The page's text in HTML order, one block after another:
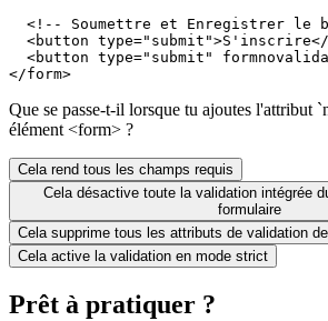
<!-- Soumettre et Enregistrer le
<button
<button type="submit"
</form>
Que se passe-t-il lorsque tu ajoutes l'attribut
élément <form> ?
Cela rend tous les champs requis
Cela désactive toute la validation intégrée
formulaire
Cela supprime tous les attributs de validation
Cela active la validation en mode strict
Prêt à pratiquer ?